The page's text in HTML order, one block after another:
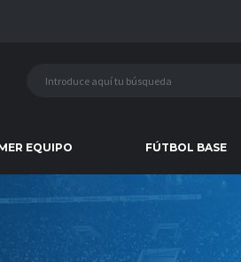
EQUIPO FÚTBOL BASE